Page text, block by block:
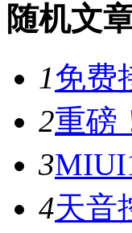
随机文
1免费
2重磅
3
4天音